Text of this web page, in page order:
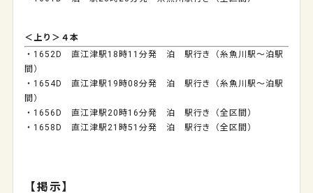
＜上り＞４本
・1652D 直江津駅18時11分発 泊 駅行き（糸魚川駅～泊駅
間）
・1654D 直江津駅19時08分発 泊 駅行き（糸魚川駅～泊駅
間）
・1656D 直江津駅20時16分発 泊 駅行き（全区間）
・1658D 直江津駅21時51分発 泊 駅行き（全区間）
【掲示】